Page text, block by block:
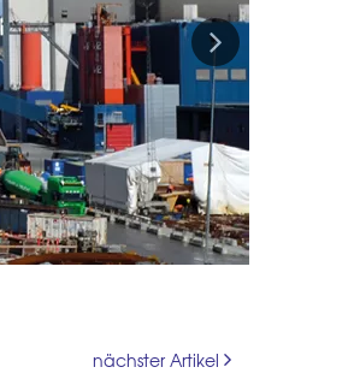
Next
nächster Artikel